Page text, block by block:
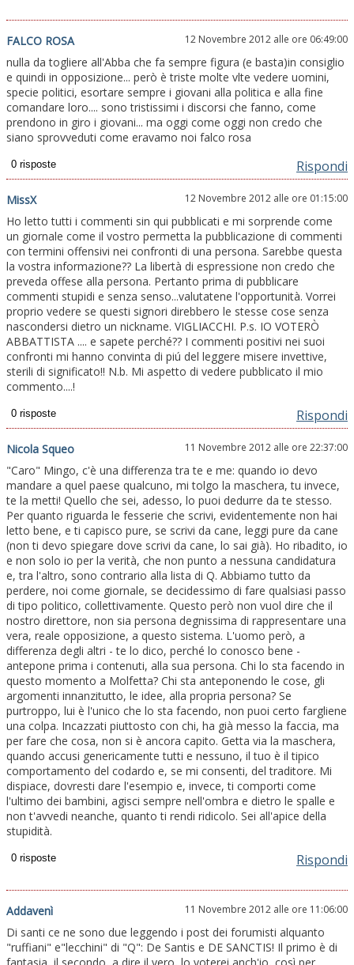
FALCO ROSA 12 Novembre 2012 alle ore 06:49:00
nulla da togliere all'Abba che fa sempre figura (e basta)in consiglio
e quindi in opposizione... però è triste molte vlte vedere uomini,
specie politici, esortare sempre i giovani alla politica e alla fine
comandare loro.... sono tristissimi i discorsi che fanno, come
prendono in giro i giovani... ma oggi come oggi non credo che
siano sprovveduti come eravamo noi falco rosa
Rispondi
MissX 12 Novembre 2012 alle ore 01:15:00
Ho letto tutti i commenti sin qui pubblicati e mi sorprende come
un giornale come il vostro permetta la pubblicazione di commenti
con termini offensivi nei confronti di una persona. Sarebbe questa
la vostra informazione?? La libertà di espressione non credo che
preveda offese alla persona. Pertanto prima di pubblicare
commenti stupidi e senza senso...valutatene l'opportunità. Vorrei
proprio vedere se questi signori direbbero le stesse cose senza
nascondersi dietro un nickname. VIGLIACCHI. P.s. IO VOTERÒ
ABBATTISTA .... e sapete perché?? I commenti positivi nei suoi
confronti mi hanno convinta di piú del leggere misere invettive,
sterili di significato!! N.b. Mi aspetto di vedere pubblicato il mio
commento....!
Rispondi
Nicola Squeo 11 Novembre 2012 alle ore 22:37:00
"Caro" Mingo, c'è una differenza tra te e me: quando io devo
mandare a quel paese qualcuno, mi tolgo la maschera, tu invece,
te la metti! Quello che sei, adesso, lo puoi dedurre da te stesso.
Per quanto riguarda le fesserie che scrivi, evidentemente non hai
letto bene, e ti capisco pure, se scrivi da cane, leggi pure da cane
(non ti devo spiegare dove scrivi da cane, lo sai già). Ho ribadito, io
e non solo io per la verità, che non punto a nessuna candidatura
e, tra l'altro, sono contrario alla lista di Q. Abbiamo tutto da
perdere, noi come giornale, se decidessimo di fare qualsiasi passo
di tipo politico, collettivamente. Questo però non vuol dire che il
nostro direttore, non sia persona degnissima di rappresentare una
vera, reale opposizione, a questo sistema. L'uomo però, a
differenza degli altri - te lo dico, perché lo conosco bene -
antepone prima i contenuti, alla sua persona. Chi lo sta facendo in
questo momento a Molfetta? Chi sta anteponendo le cose, gli
argomenti innanzitutto, le idee, alla propria persona? Se
purtroppo, lui è l'unico che lo sta facendo, non puoi certo fargliene
una colpa. Incazzati piuttosto con chi, ha già messo la faccia, ma
per fare che cosa, non si è ancora capito. Getta via la maschera,
quando accusi genericamente tutti e nessuno, il tuo è il tipico
comportamento del codardo e, se mi consenti, del traditore. Mi
dispiace, dovresti dare l'esempio e, invece, ti comporti come
l'ultimo dei bambini, agisci sempre nell'ombra e dietro le spalle e
non t'avvedi neanche, quanto ti rendi ridicolo. Sei all'apice della
stupidità.
Rispondi
Addavenì 11 Novembre 2012 alle ore 11:06:00
Di santi ce ne sono due leggendo i post dei forumisti alquanto
"ruffiani" e"lecchini" di "Q": De Santis e DE SANCTIS! Il primo è di